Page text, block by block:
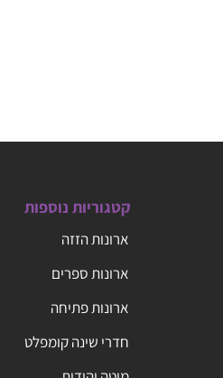
קטגוריות נוספות
ארונות הזזה
ארונות ספרים
ארונות פתיחה
חדרי שינה קומפלט